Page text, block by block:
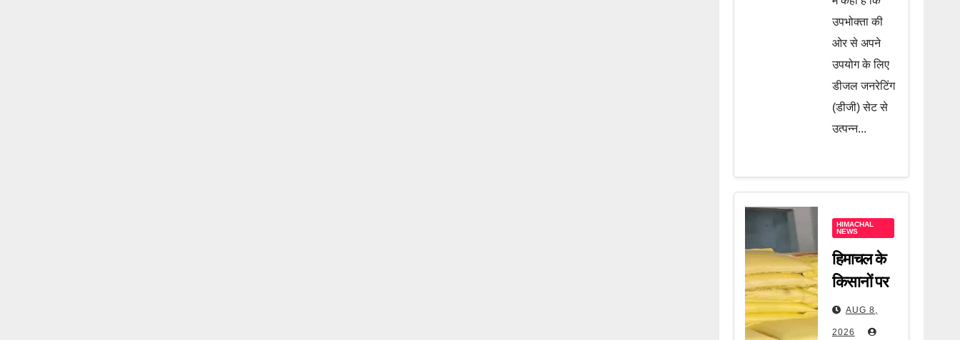
पूरी खबर
उपभोक्ता की
ओर से अपने
उपयोग के लिए
डीजल जनरेटिंग
(डीजी) सेट से
उत्पन्न...
HIMACHAL
NEWS
हिमाचल के
किसानों पर
बढ़ा बड़ा
संकट!
AUG 8,
2026